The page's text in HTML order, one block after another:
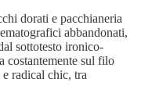
dorati e pacchianeria
abbandonati,
sottotesto ironico-
costantemente sul filo
radical chic, tra